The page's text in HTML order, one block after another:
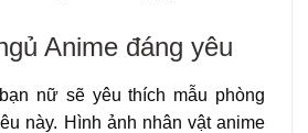
Anime đáng yêu
nữ sẽ yêu thích mẫu phòng
này. Hình ảnh nhân vật anime